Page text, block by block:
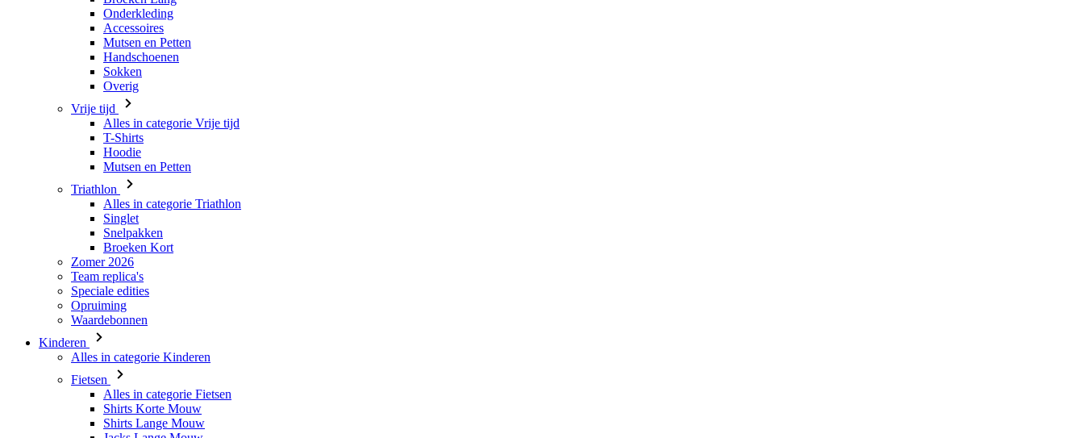
Overig
Vrije tijd
Alles in categorie Vrije tijd
T-Shirts
Hoodie
Mutsen en Petten
Triathlon
Alles in categorie Triathlon
Singlet
Snelpakken
Broeken Kort
Zomer 2026
Team replica's
Speciale edities
Opruiming
Waardebonnen
Kinderen
Alles in categorie Kinderen
Fietsen
Alles in categorie Fietsen
Shirts Lange Mouw
Jacks Lange Mouw
Broeken Kort
Broeken Lang
Accessoires
Handschoenen